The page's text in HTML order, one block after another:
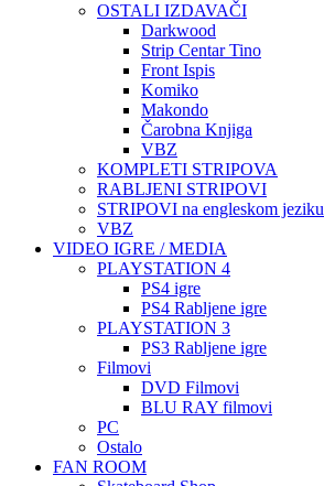
OSTALI IZDAVAČI
Darkwood
Strip Centar Tino
Front Ispis
Komiko
Makondo
Čarobna Knjiga
VBZ
KOMPLETI STRIPOVA
RABLJENI STRIPOVI
STRIPOVI na engleskom jeziku
VBZ
VIDEO IGRE / MEDIA
PLAYSTATION 4
PS4 igre
PS4 Rabljene igre
PLAYSTATION 3
PS3 Rabljene igre
Filmovi
DVD Filmovi
BLU RAY filmovi
PC
Ostalo
FAN ROOM